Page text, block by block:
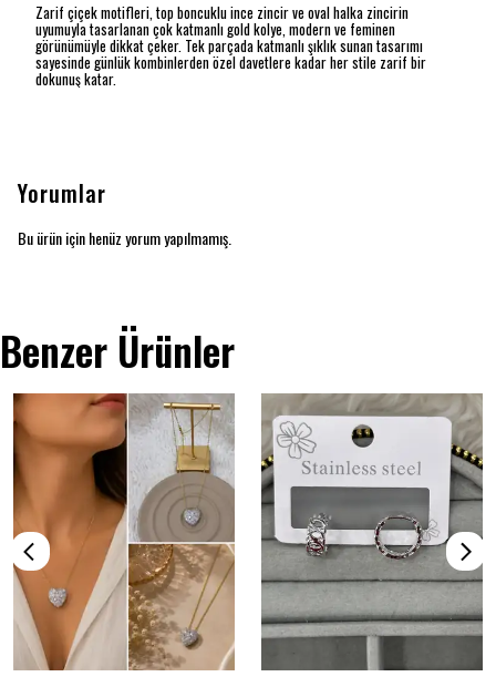
Zarif çiçek motifleri, top boncuklu ince zincir ve oval halka zincirin
uyumuyla tasarlanan çok katmanlı gold kolye, modern ve feminen
görünümüyle dikkat çeker. Tek parçada katmanlı şıklık sunan tasarımı
sayesinde günlük kombinlerden özel davetlere kadar her stile zarif bir
dokunuş katar.
Yorumlar
Bu ürün için henüz yorum yapılmamış.
Benzer Ürünler